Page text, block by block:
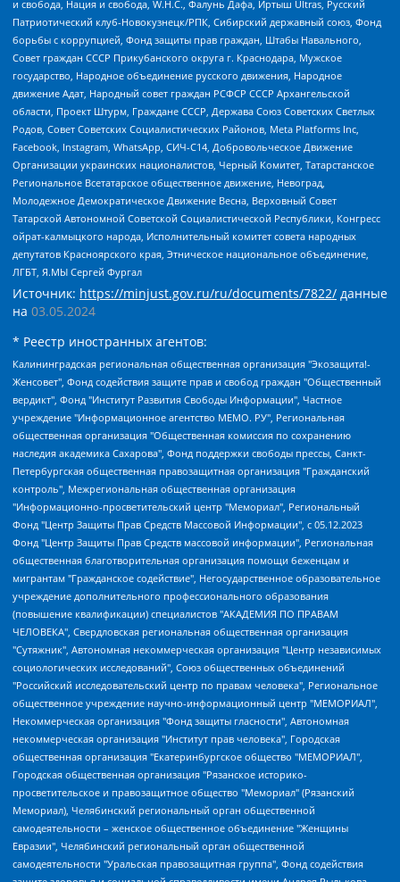
и свобода, Нация и свобода, W.H.С., Фалунь Дафа, Иртыш Ultras, Русский
Патриотический клуб-Новокузнецк/РПК, Сибирский державный союз, Фонд
борьбы с коррупцией, Фонд защиты прав граждан, Штабы Навального,
Совет граждан СССР Прикубанского округа г. Краснодара, Мужское
государство, Народное объединение русского движения, Народное
движение Адат, Народный совет граждан РСФСР СССР Архангельской
области, Проект Штурм, Граждане СССР, Держава Союз Советских Светлых
Родов, Совет Советских Социалистических Районов, Meta Platforms Inc,
Facebook, Instagram, WhatsApp, СИЧ-С14, Добровольческое Движение
Организации украинских националистов, Черный Комитет, Татарстанское
Региональное Всетатарское общественное движение, Невоград,
Молодежное Демократическое Движение Весна, Верховный Совет
Татарской Автономной Советской Социалистической Республики, Конгресс
ойрат-калмыцкого народа, Исполнительный комитет совета народных
депутатов Красноярского края, Этническое национальное объединение,
ЛГБТ, Я.МЫ Сергей Фургал
Источник: https://minjust.gov.ru/ru/documents/7822/ данные
на 03.05.2024
* Реестр иностранных агентов:
Калининградская региональная общественная организация "Экозащита!-Женсовет", Фонд содействия защите прав и свобод граждан "Общественный вердикт", Фонд "Институт Развития Свободы Информации", Частное учреждение "Информационное агентство МЕМО. РУ", Региональная общественная организация "Общественная комиссия по сохранению наследия академика Сахарова", Фонд поддержки свободы прессы, Санкт-Петербургская общественная правозащитная организация "Гражданский контроль", Межрегиональная общественная организация "Информационно-просветительский центр "Мемориал", Региональный Фонд "Центр Защиты Прав Средств Массовой Информации", с 05.12.2023 Фонд "Центр Защиты Прав Средств массовой информации", Региональная общественная благотворительная организация помощи беженцам и мигрантам "Гражданское содействие", Негосударственное образовательное учреждение дополнительного профессионального образования (повышение квалификации) специалистов "АКАДЕМИЯ ПО ПРАВАМ ЧЕЛОВЕКА", Свердловская региональная общественная организация "Сутяжник", Автономная некоммерческая организация "Центр независимых социологических исследований", Союз общественных объединений "Российский исследовательский центр по правам человека", Региональное общественное учреждение научно-информационный центр "МЕМОРИАЛ", Некоммерческая организация "Фонд защиты гласности", Автономная некоммерческая организация "Институт прав человека", Городская общественная организация "Екатеринбургское общество "МЕМОРИАЛ", Городская общественная организация "Рязанское историко-просветительское и правозащитное общество "Мемориал" (Рязанский Мемориал), Челябинский региональный орган общественной самодеятельности – женское общественное объединение "Женщины Евразии", Челябинский региональный орган общественной самодеятельности "Уральская правозащитная группа", Фонд содействия защите здоровья и социальной справедливости имени Андрея Рылькова, Автономная Некоммерческая Организация "Аналитический Центр Юрия Левады", Автономная некоммерческая организация социальной поддержки населения "Проект Апрель", Региональная общественная организация помощи женщинам и детям, находящимся в кризисной ситуации "Информационно-методический центр "Анна", Фонд содействия развитию массовых коммуникаций и правовому просвещению "Так-так-Так", Фонд содействия устойчивому развитию "Серебряная тайга", Свердловский региональный общественный фонд социальных проектов "Новое время", "Idel.Реалии", Кавказ.Реалии, Крым.Реалии, Телеканал Настоящее Время, Татаро-башкирская служба Радио Свобода (Azatliq Radiosi), Радио Свободная Европа/Радио Свобода (PCE/PC), "Сибирь.Реалии", "Фактограф", Благотворительный фонд помощи осужденным и их семьям, Автономная некоммерческая организация "Институт глобализации и социальных движений", Фонд "В защиту прав заключенных", Частное учреждение "Центр поддержки и содействия развитию средств массовой информации", Пензенский региональный общественный благотворительный фонд "Гражданский союз", "Север.Реалии", Некоммерческая организация Фонд "Правовая инициатива", Общество с ограниченной ответственностью "Радио Свободная Европа/Радио Свобода", Чешское информационное агентство "MEDIUM-ORIENT", Красноярская региональная общественная организация "Мы против СПИДа", Камалягин Денис Николаевич, Маркелов Сергей Евгеньевич, Пономарев Лев Александрович, Савицкая Людмила Алексеевна, Автономная некоммерческая организация "Центр по работе с проблемой насилия "НАСИЛИЮ.НЕТ", Межрегиональный профессиональный союз работников здравоохранения "Альянс врачей", Юридическое лицо, зарегистрированное в Латвийской Республике, SIA "Medusa Project" (регистрационный номер 40103797863, дата регистрации 10.06.2014), Некоммерческая организация "Фонд по борьбе с коррупцией", Автономная некоммерческая организация "Институт права и публичной политики", Баданин Роман Сергеевич, Гликин Максим Александрович, Железнова Мария Михайловна, Лукьянова Юлия Сергеевна, Маетная Елизавета Витальевна, Маняхин Петр Борисович, Чуракова Ольга Владимировна, Ярош Юлия Петровна, Юридическое лицо "The Insider SIA", зарегистрированное в Риге, Латвийская Республика (дата регистрации 26.06.2015), являющееся администратором доменного имени интернет-издания "The Insider SIA", https://theins.ru, Постернак Алексей Евгеньевич, Рубин Михаил Аркадьевич, Анин Роман Александрович, Юридическое лицо Istories fonds, зарегистрированное в Латвийской Республике (регистрационный номер 50008295751, дата регистрации 24.02.2020), Великовский Дмитрий Александрович, Долинина Ирина Николаевна, Мароховская Алеся Алексеевна, Шлейнов Роман Юрьевич, Шмагун Олеся Валентиновна, Общество с ограниченной ответственностью "Альтаир 2021", Общество с ограниченной ответственностью "Вега 2021", Общество с ограниченной ответственностью "Главный редактор 2021", Общество с ограниченной ответственностью "Ромашки монолит", Важенков Артем Валерьевич, Ивановская областная общественная организация "Центр гендерных исследований", Гурман Юрий Альбертович, Медиапроект "ОВД-Инфо", Егоров Владимир Владимирович, Жилинский Владимир Александрович, Общество с ограниченной ответственностью "ЗП", Иванова София Юрьевна, Карезина Инна Павловна, Кильтау Екатерина Викторовна, Петров Алексей Викторович, Пискунов Сергей Евгеньевич, Смирнов Сергей Сергеевич, Тихонов Михаил Сергеевич, Общество с ограниченной ответственностью "ЖУРНАЛИСТ-ИНОСТРАННЫЙ АГЕНТ", Арапова Галина Юрьевна, Вольтская Татьяна Анатольевна, Американская компания "Mason G.E.S. Anonymous Foundation" (США), являющаяся владельцем интернет-издания https://mnews.world/, Компания "Stichting Bellingcat", зарегистрированная в Нидерландах (дата регистрации 11.07.2018), Захаров Андрей Вячеславович, Клепиковская Екатерина Дмитриевна, Общество с ограниченной ответственностью "МЕМО", Перл Роман Александрович, Симонов Евгений Алексеевич, Соловьева Елена Анатольевна, Сотников Даниил Владимирович, Сурначева Елизавета Дмитриевна, Автономная некоммерческая организация по защите прав человека и информированию населения "Якутия – Наше Мнение", Общество с ограниченной ответственностью "Москоу диджитал медиа", с 26.01.2023 Общество с ограниченной ответственностью "Чайка Белые сады", Ветошкина Валерия Валерьевна, Заговора Максим Александрович, Межрегиональное общественное движение "Российская ЛГБТ - сеть", Оленичев Максим Владимирович, Павлов Иван Юрьевич, Скворцова Елена Сергеевна, Общество с ограниченной ответственностью "Как бы инагент", Кочетков Игорь Викторович, Общество с ограниченной ответственностью "Честные выборы", Еланчик Олег Александрович, Общество с ограниченной ответственностью "Нобелевский призыв", Гималова Регина Эмилевна, Григорьев Андрей Валерьевич, Григорьева Алина Александровна, Ассоциация по содействию защите прав призывников, альтернативнослужащих и военнослужащих "Правозащитная группа "Гражданин.Армия.Право", Хисамова Регина Фаритовна, Автономная некоммерческая организация по реализации социально-правовых программ "Лилит", Дальневосточное общественное движение "Маяк", Санкт-Петербургская ЛГБТ-инициативная группа "Выход", Инициативная группа ЛГБТ+ "Реверс", Алексеев Андрей Викторович, Бекбулатова Таисия Львовна, Беляев Иван Михайлович, Владыкина Елена Сергеевна, Гельман Марат Александрович, Никульшина Вероника Юрьевна, Толоконникова Надежда Андреевна, Шендерович Виктор Анатольевич, Общество с ограниченной ответственностью "Данное сообщение", Общество с ограниченной ответственностью Издательский дом "Новая глава", Айнбиндер Александра Александровна, Московский комьюнити-центр для ЛГБТ+инициатив, Благотворительный фонд развития филантропии, Deutsche Welle (Германия, Kurt-Schumacher-Strasse 3, 53113 Bonn), Борзунова Мария Михайловна, Воробьев Виктор Викторович, Голубева Анна Львовна, Константинова Алла Михайловна, Малкова Ирина Владимировна, Мурадов Мурад Абдулгалимович, Осетинская Елизавета Николаевна, Понасенков Евгений Николаевич, Ганапольский Матвей Юрьевич, Киселев Евгений Алексеевич, Борухович Ирина Григорьевна, Дремин Иван Тимофеевич, Дубровский Дмитрий Викторович, Красноярская региональная общественная организация поддержки и развития альтернативных образовательных технологий и межкультурных коммуникаций "ИНТЕРРА", Маяковская Екатерина Алексеевна, Фейгин Марк Захарович, Филимонов Андрей Викторович, Дзугкоева Регина Николаевна, Доброхотов Роман Александрович, Дудь Юрий Александрович, Елкин Сергей Владимирович, Кругликов Кирилл Игоревич, Сабунаева Мария Леонидовна, Семенов Алексей Владимирович, Шаинян Карен Багратович, Шульман Екатерина Михайловна, Асафьев Артур Валерьевич, Вахштайн Виктор Семенович, Венедиктов Алексей Алексеевич, Лушникова Екатерина Евгеньевна, Волков Леонид Михайлович, Невзоров Александр Глебович, Пархоменко Сергей Борисович, Сироткин Ярослав Николаевич, Кара-Мурза Владимир Владимирович, Баранова Наталья Владимировна, Гозман Леонид Яковлевич, Кагарлицкий Борис Юльевич, Климарев Михаил Валерьевич, Милов Владимир Станиславович, Автономная некоммерческая организация Краснодарский центр современного искусства "Типография", Моргенштерн Алишер Тагирович, Соболь Любовь Эдуардовна, Общество с ограниченной ответственностью "ЛИЗА НОРМ", Каспаров Гарри Кимович, Ходорковский Михаил Борисович, Общество с ограниченной ответственностью "Апрельские тезисы", Данилович Ирина Брониславовна, Кашин Олег Владимирович, Петров Николай Владимирович, Пивоваров Алексей Владимирович, Соколов Михаил Владимирович, Цветкова Юлия Владимировна, Чичваркин Евгений Александрович, Комитет против пыток/Команда против пыток, Общество с ограниченной ответственностью "Первый научный", Общество с ограниченной ответственностью "Вертолет и ко", Белоцерковская Вероника Борисовна, Кац Максим Евгеньевич, Лазарева Татьяна Юрьевна, Шаведдинов Руслан Табризович, Яшин Илья Валерьевич, Общество с ограниченной ответственностью "Иноагент ААВ", Алешковский Дмитрий Петрович, Альбац Евгения Марковна, Быков Дмитрий Львович, Галямина Юлия Евгеньевна, Лойко Сергей Леонидович, Мартынов Кирилл Константинович, Медведев Сергей Александрович, Крашенинников Федор Геннадиевич, Гордеева Катерина Вл